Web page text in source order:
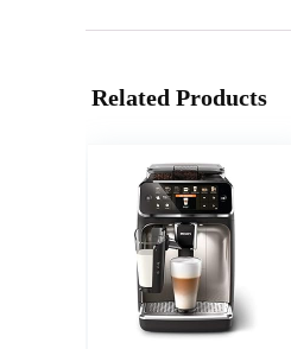
Related Products